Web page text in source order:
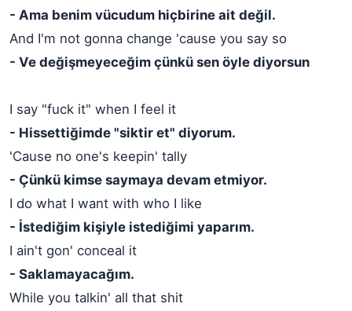
- Ama benim vücudum hiçbirine ait değil.
And I'm not gonna change 'cause you say so
- Ve değişmeyeceğim çünkü sen öyle diyorsun
I say "fuck it" when I feel it
- Hissettiğimde "siktir et" diyorum.
'Cause no one's keepin' tally
- Çünkü kimse saymaya devam etmiyor.
I do what I want with who I like
- İstediğim kişiyle istediğimi yaparım.
I ain't gon' conceal it
- Saklamayacağım.
While you talkin' all that shit